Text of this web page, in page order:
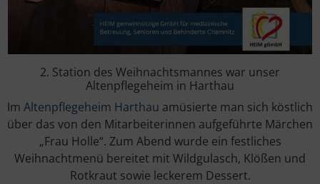
2. Station des Weihnachtsmannes war unser
Altenpflegeheim in Harthau
Im Altenpflegeheim Harthau amüsierte man sich köstlich
über das von den Mitarbeiterinnen aufgeführte Märchen
„Frau Holle“. Zum Abend wurde ein festliches
Weihnachtmenü bereitet mit Wildgulasch, Klößen und
Rotkraut sowie leckerem Dessert.